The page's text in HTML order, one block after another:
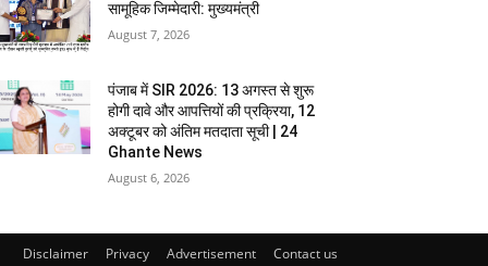
सामूहिक जिम्मेदारी: मुख्यमंत्री
August 7, 2026
पंजाब में SIR 2026: 13 अगस्त से शुरू
होगी दावे और आपत्तियों की प्रक्रिया, 12
अक्टूबर को अंतिम मतदाता सूची | 24
Ghante News
August 6, 2026
Disclaimer Privacy Advertisement Contact us